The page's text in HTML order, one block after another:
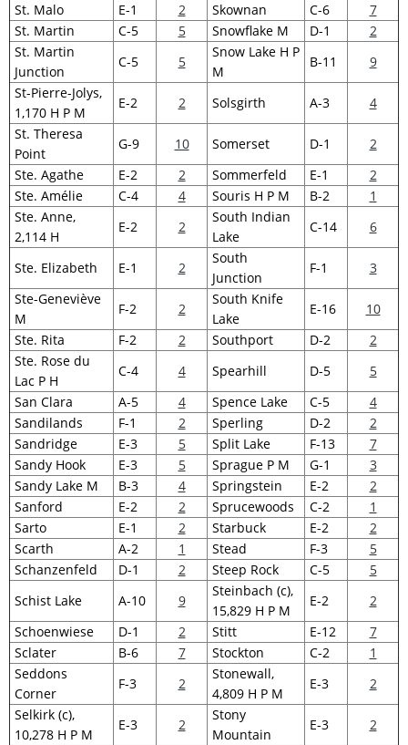
St. Malo E-1 2 Skownan C-6
7
St. Martin
C-5 5 Snowflake M D-1
2
St. Martin
Junction
C-5 5
Snow Lake H P
M
B-11
9
St-Pierre-Jolys,
1,170 H P M
E-2 2 Solsgirth A-3
4
St. Theresa
Point
G-9 10 Somerset D-1
2
Ste. Agathe
E-2 2 Sommerfeld E-1
2
Ste. Amélie
C-4 4 Souris H P M B-2
1
Ste. Anne,
2,114 H
E-2 2
South Indian
Lake
C-14 6
Ste. Elizabeth E-1 2
South
Junction
F-1
3
Ste-Geneviève
M
F-2 2
South Knife
Lake
E-16
10
Ste. Rita
F-2 2 Southport D-2
2
Ste. Rose du
Lac P H
C-4 4 Spearhill D-5
5
San Clara
A-5 4 Spence Lake C-5
4
Sandilands
F-1 2 Sperling D-2
2
Sandridge
E-3 5 Split Lake F-13
7
Sandy Hook
E-3 5 Sprague P M G-1
3
Sandy Lake M
B-3 4 Springstein E-2
2
Sanford
E-2 2 Sprucewoods C-2
1
Sarto
E-1 2 Starbuck E-2
2
Scarth
A-2 1 Stead F-3
5
Schanzenfeld
D-1 2 Steep Rock C-5
5
Schist Lake
A-10 9
Steinbach (c),
15,829 H P M
E-2
2
Schoenwiese
D-1 2 Stitt E-12
7
Sclater
B-6 7 Stockton C-2
1
Seddons
Corner
F-3 2
Stonewall,
4,809 H P M
E-3
2
Selkirk (c),
10,278 H P M
E-3 2
Stony
Mountain
E-3
2